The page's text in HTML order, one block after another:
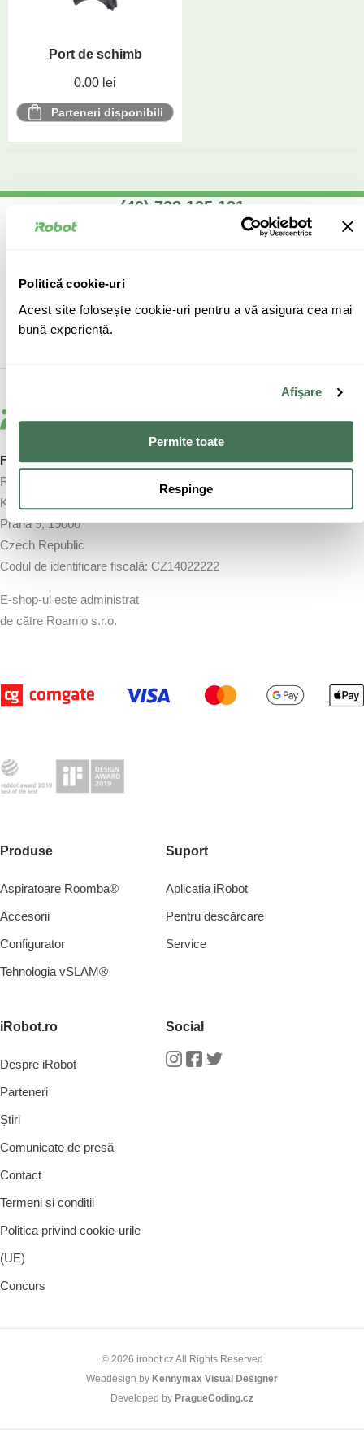
Politică cookie-uri
Acest site folosește cookie-uri pentru a vă asigura cea mai
bună experiență.
Afişare
Permite toate
Respinge
Port de schimb
0.00 lei
Parteneri disponibili
(40) 738 125 131
APEL LUNI - VINERI 9:00 - 17:30
Furnizor:
Roamio s.r.o.
K Žižkovu 282/9
Praha 9, 19000
Czech Republic
Codul de identificare fiscală: CZ14022222
E-shop-ul este administrat
de către Roamio s.r.o.
Produse
Aspiratoare Roomba®
Accesorii
Configurator
Tehnologia vSLAM®
Suport
Aplicatia iRobot
Pentru descărcare
Service
iRobot.ro
Despre iRobot
Parteneri
Știri
Comunicate de presă
Contact
Termeni si conditii
Politica privind cookie-urile
(UE)
Concurs
Social
InstagramFacebook
© 2026 irobot.cz All Rights Reserved
Webdesign by Kennymax Visual Designer
Developed by PragueCoding.cz